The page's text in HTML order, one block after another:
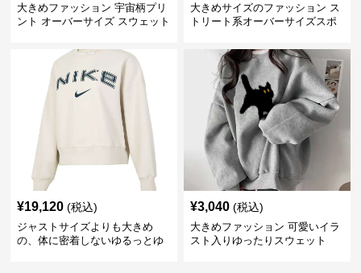
大きめファッション 宇宙柄プリ
ント オーバーサイズ スウェット
大きめサイズのファッション ス
トリート系オーバーサイズスポ
¥19,120 (税込)
ジャストサイズよりも大きめ
の、体に密着しないゆるっとゆ
¥3,040 (税込)
大きめファッション 可愛いイラ
スト入りゆったりスウェット